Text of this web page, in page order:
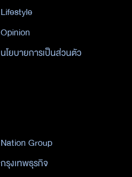
Lifestyle
Opinion
นโยบายการเป็นส่วนตัว
Nation Group
กรุงเทพธุรกิจ